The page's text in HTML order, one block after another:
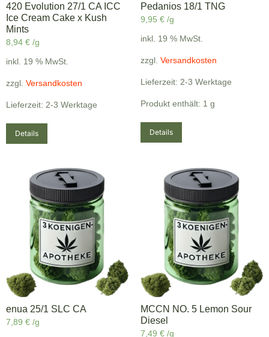
420 Evolution 27/1 CA ICC
Ice Cream Cake x Kush
Mints
8,94 € /g
inkl. 19 % MwSt.
zzgl. Versandkosten
Lieferzeit: 2-3 Werktage
Details
Pedanios 18/1 TNG
9,95 € /g
inkl. 19 % MwSt.
zzgl. Versandkosten
Lieferzeit: 2-3 Werktage
Produkt enthält: 1 g
Details
enua 25/1 SLC CA
7,89 € /g
MCCN NO. 5 Lemon Sour
Diesel
7,49 € /g